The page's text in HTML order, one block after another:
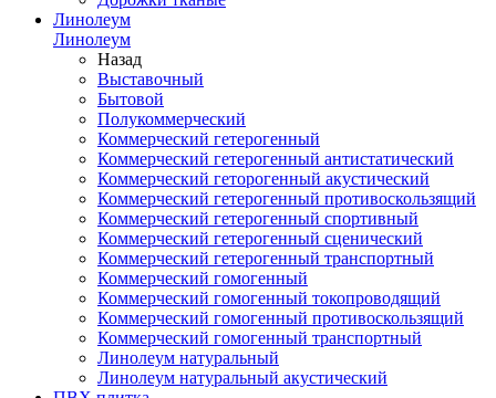
Линолеум
Линолеум
Назад
Выставочный
Бытовой
Полукоммерческий
Коммерческий гетерогенный
Коммерческий гетерогенный антистатический
Коммерческий геторогенный акустический
Коммерческий гетерогенный противоскользящий
Коммерческий гетерогенный спортивный
Коммерческий гетерогенный сценический
Коммерческий гетерогенный транспортный
Коммерческий гомогенный
Коммерческий гомогенный токопроводящий
Коммерческий гомогенный противоскользящий
Коммерческий гомогенный транспортный
Линолеум натуральный
Линолеум натуральный акустический